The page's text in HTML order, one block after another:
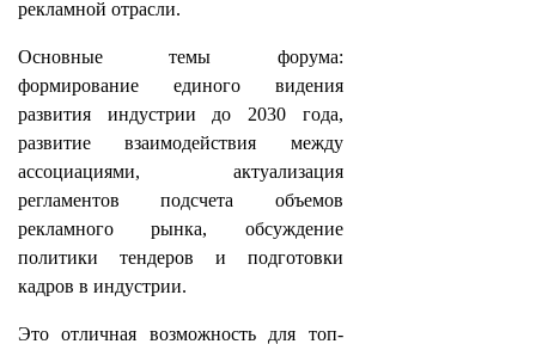
рекламной отрасли.
Основные темы форума:
формирование единого видения
развития индустрии до 2030 года,
развитие взаимодействия между
ассоциациями, актуализация
регламентов подсчета объемов
рекламного рынка, обсуждение
политики тендеров и подготовки
кадров в индустрии.
Это отличная возможность для топ-